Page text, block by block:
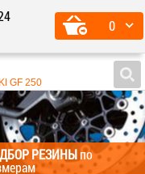
0
GF 250
РЕЗИНЫпо